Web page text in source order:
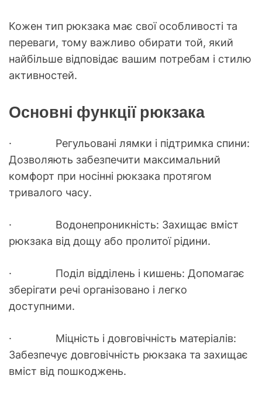
Кожен тип рюкзака має свої особливості та
переваги, тому важливо обирати той, який
найбільше відповідає вашим потребам і стилю
активностей.
Основні функції рюкзака
· Регульовані лямки і підтримка спини:
Дозволяють забезпечити максимальний
комфорт при носінні рюкзака протягом
тривалого часу.
· Водонепроникність: Захищає вміст
рюкзака від дощу або пролитої рідини.
· Поділ відділень і кишень: Допомагає
зберігати речі організовано і легко
доступними.
· Міцність і довговічність матеріалів:
Забезпечує довговічність рюкзака та захищає
вміст від пошкоджень.